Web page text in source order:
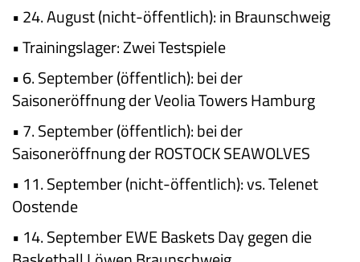
•24. August (nicht-öffentlich): in Braunschweig
•Trainingslager: Zwei Testspiele
•6. September (öffentlich): bei der
Saisoneröffnung der Veolia Towers Hamburg
•7. September (öffentlich): bei der
Saisoneröffnung der ROSTOCK SEAWOLVES
• 11. September (nicht-öffentlich): vs. Telenet
Oostende
• 14. September EWE Baskets Day gegen die